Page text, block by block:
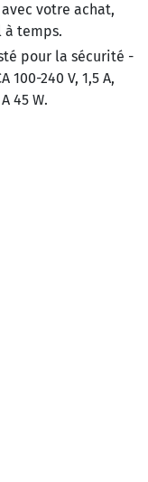
votre achat,
temps.
pour la sécurité -
100-240 V, 1,5 A,
45 W.